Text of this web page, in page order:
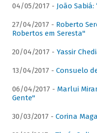
04/05/2017 - João Sabiá:
27/04/2017 - Roberto
Robertos em Seresta"
20/04/2017 - Yassir
13/04/2017 - Consuelo
06/04/2017 - Marlui
Gente"
30/03/2017 - Corina